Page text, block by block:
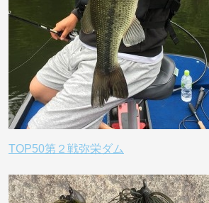
TOP50第２戦弥栄ダム